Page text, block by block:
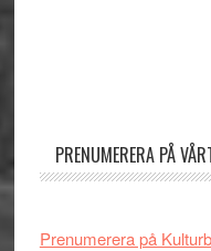
PRENUMERERA PÅ
Prenumerera på